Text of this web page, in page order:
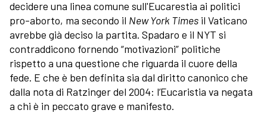
decidere una linea comune sull'Eucarestia ai politici
pro-aborto, ma secondo il New York Times il Vaticano
avrebbe già deciso la partita. Spadaro e il NYT si
contraddicono fornendo “motivazioni” politiche
rispetto a una questione che riguarda il cuore della
fede. E che è ben definita sia dal diritto canonico che
dalla nota di Ratzinger del 2004: l’Eucaristia va negata
a chi è in peccato grave e manifesto.